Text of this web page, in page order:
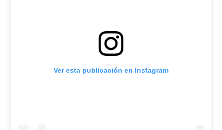
Ver esta publicación en Instagram